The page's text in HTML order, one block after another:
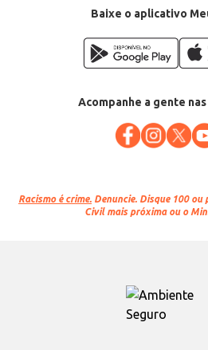
Baixe o aplicativo
Acompanhe a gente
Racismo é crime. Denuncie. Disque 100
Civil mais próxima ou o